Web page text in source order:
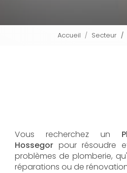
Accueil Secteur
Vous recherchez un
Hossegor pour résoudre
problèmes de plomberie,
réparations ou de